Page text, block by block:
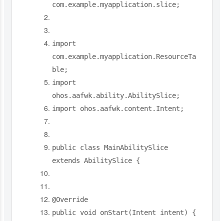
com. example.myapplication. slice;
import
com. example.myapplication. ResourceTa
ble;
import
ohos . aafwk. ability.AbilitySlice;
import
ohos . aafwk. content . Intent ;
public class MainAbilitySlice
extends AbilitySlice {
@Override
public void onStart (Intent intent)
{